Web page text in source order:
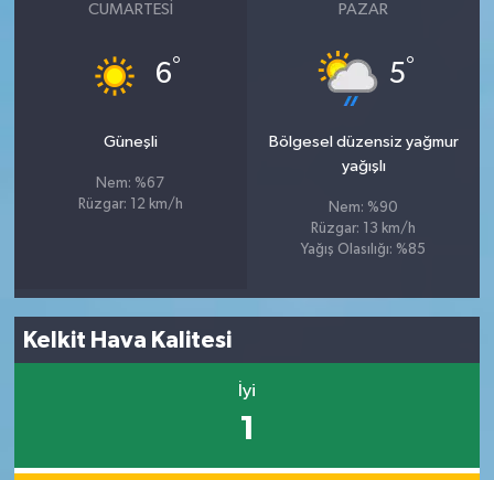
CUMARTESI
6°
Güneşli
Nem: %67
Rüzgar: 12 km/h
PAZAR
5°
Bölgesel düzensiz yağmur
yağışlı
Nem: %90
Rüzgar: 13 km/h
Yağış Olasılığı: %85
Kelkit Hava Kalitesi
İyi
1